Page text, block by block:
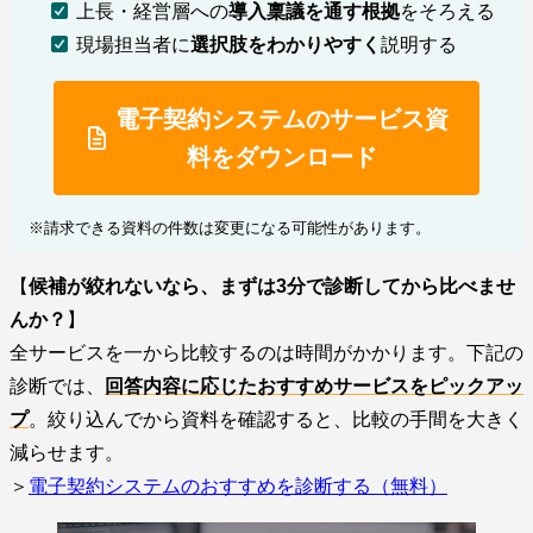
上長・経営層への導入稟議を通す根拠をそろえる
現場担当者に選択肢をわかりやすく 説明する
電子契約システムのサービス資
料をダウンロード
※請求できる資料の件数は変更になる可能性があります。
【候補が絞れないなら、まずは3分で診断してから比べませ
んか？ 】
全サービスを一から比較するのは時間がかかります。下記の
診断では、
回答内容に応じたおすすめサービスをピックアッ
プ。絞り込んでから資料を確認すると、比較の手間を大きく
減らせます。
＞ 電子契約システムのおすすめを診断する（無料）